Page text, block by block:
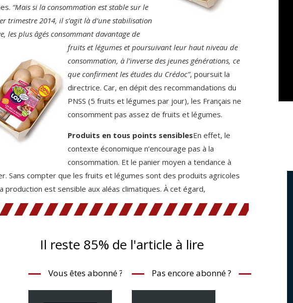
“Mais si la consommation est stable sur le
trimestre 2014, il s’agit là d’une stabilisation
les plus âgés consommantdavantage de
fruits et légumes et poursuivant leur haut niveau de
consommation, à l’inverse des jeunes générations, ce
que confirment les études du Crédoc”, poursuit la
directrice. Car, en dépit des recommandations du
PNSS (5 fruits et légumes par jour), les Français ne
consomment pas assez de fruits et légumes.
Produits en tous points sensiblesEn effet, le
contexte économique n’encourage pas à la
consommation. Et le panier moyen a tendance à
Sans compter que les fruits et légumes sont des produits agricoles
production est sensible aux aléas climatiques. À cet égard,
Il reste 85% de l'article à lire
Vous êtes abonné ? Pas encore abonné ?